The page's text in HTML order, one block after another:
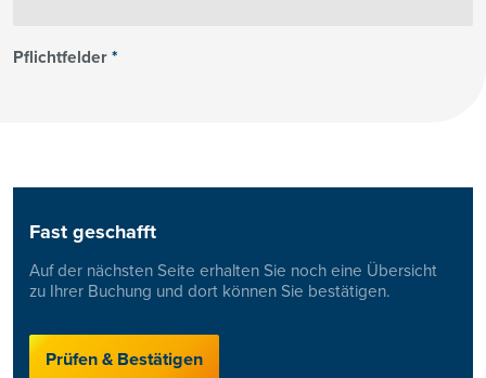
Pflichtfelder*
Fast geschafft
Auf der nächsten Seite erhalten Sie noch eine Übersicht
zu Ihrer Buchung und dort können Sie bestätigen.
Prüfen & Bestätigen